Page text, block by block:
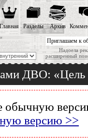
Приглашаем к
Надоела
расширенный
Главная Разделы Архив
ДВО: «Цель
обычную
версию >>